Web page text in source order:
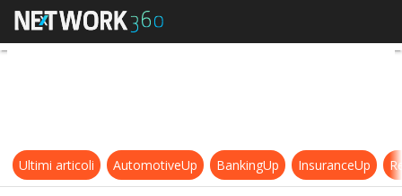
Audi, un ecosistema per la
Ultimi articoli AutomotiveUp BankingUp InsuranceUp